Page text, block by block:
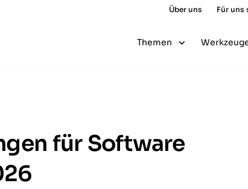
Über uns Für uns
Themen
für Software